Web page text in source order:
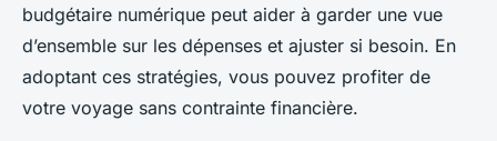
budgétaire numérique peut aider à garder une vue
d’ensemble sur les dépenses et ajuster si besoin. En
adoptant ces stratégies, vous pouvez profiter de
votre voyage sans contrainte financière.